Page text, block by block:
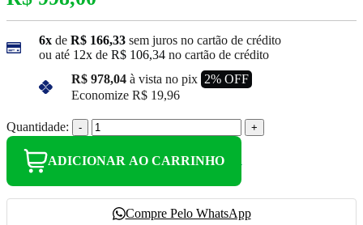
6x de R$ 166,33 sem juros no cartão de crédito
ou até 12x de R$ 106,34 no cartão de crédito
R$ 978,04 à vista no pix 2% OFF
Economize R$ 19,96
Quantidade: - +
ADICIONAR AO CARRINHO
Compre Pelo WhatsApp